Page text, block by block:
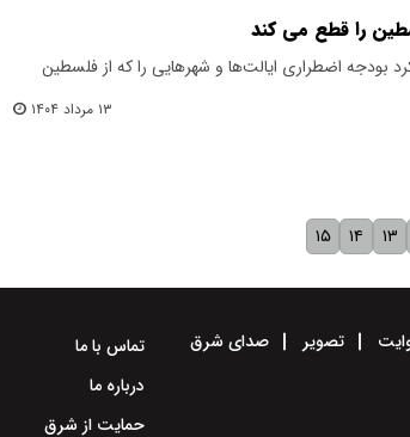
را قطع می کند
بودجه اضطراری ایالت‌ها و شهرهایی را که از فلسطین
۱۳ مرداد ۱۴۰۴
۱۳ ۱۴ ۱۵
تصویر صدای شرق
تماس با ما
درباره ما
حمایت از شرق